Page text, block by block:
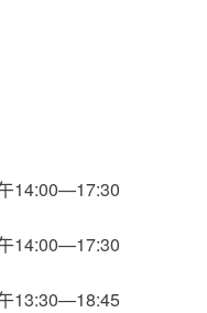
14:00—17:30
14:00—17:30
13:30—18:45